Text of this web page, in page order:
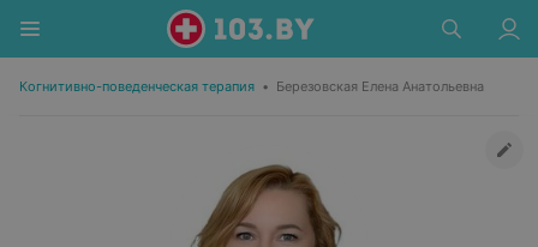
Когнитивно-поведенческая терапия • Березовская Елена Анатольевна